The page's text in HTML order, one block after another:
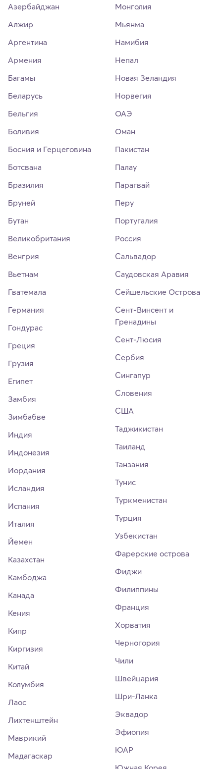
Азербайджан
Алжир
Аргентина
Армения
Багамы
Беларусь
Бельгия
Боливия
Босния и Герцеговина
Ботсвана
Бразилия
Бруней
Бутан
Великобритания
Венгрия
Вьетнам
Гватемала
Германия
Гондурас
Греция
Грузия
Египет
Замбия
Зимбабве
Индия
Индонезия
Иордания
Исландия
Испания
Италия
Йемен
Казахстан
Камбоджа
Канада
Кения
Кипр
Киргизия
Китай
Колумбия
Лаос
Лихтенштейн
Маврикий
Мадагаскар
Монголия
Мьянма
Намибия
Непал
Новая Зеландия
Норвегия
ОАЭ
Оман
Пакистан
Палау
Парагвай
Перу
Португалия
Россия
Сальвадор
Саудовская Аравия
Сейшельские Острова
Сент-Винсент и
Гренадины
Сент-Люсия
Сербия
Сингапур
Словения
США
Таджикистан
Таиланд
Танзания
Тунис
Туркменистан
Турция
Узбекистан
Фарерские острова
Фиджи
Филиппины
Франция
Хорватия
Черногория
Чили
Швейцария
Шри-Ланка
Эквадор
Эфиопия
ЮАР